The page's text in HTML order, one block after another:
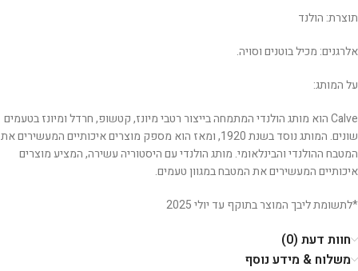
תוצרת: הולנד
אלרגנים: מכיל בוטנים וסויה.
על המותג:
Calve הוא מותג הולנדי המתמחה בייצור רטבי מיונז, קטשופ, חרדל ומיונז בטעמים
שונים. המותג נוסד בשנת 1920, ומאז הוא מספק מוצרים איכותיים המעשירים את
המטבח ההולנדי והבינלאומי. מותג הולנדי עם היסטוריה עשירה, המציע מוצרים
איכותיים המעשירים את המטבח במגוון טעמים.
*לתשומת ליבך המוצר בתוקף עד יולי 2025
חוות דעת (0)
משלוח & מידע נוסף